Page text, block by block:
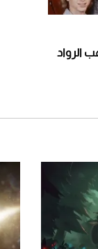
51.. أين ذهب الرواد